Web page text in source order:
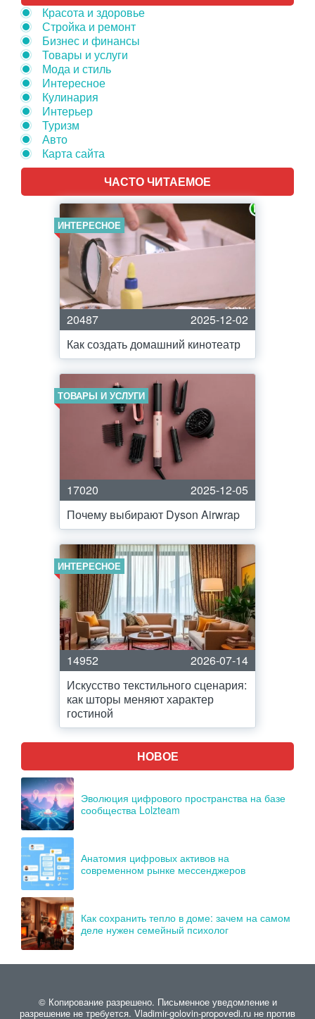
Красота и здоровье
Стройка и ремонт
Бизнес и финансы
Товары и услуги
Мода и стиль
Интересное
Кулинария
Интерьер
Туризм
Авто
Карта сайта
ЧАСТО ЧИТАЕМОЕ
ИНТЕРЕСНОЕ
20487
2025-12-02
Как создать домашний кинотеатр
ТОВАРЫ И УСЛУГИ
17020
2025-12-05
Почему выбирают Dyson Airwrap
ИНТЕРЕСНОЕ
14952
2026-07-14
Искусство текстильного сценария:
как шторы меняют характер
гостиной
НОВОЕ
Эволюция цифрового пространства на базе
сообщества Lolzteam
Анатомия цифровых активов на
современном рынке мессенджеров
Как сохранить тепло в доме: зачем на самом
деле нужен семейный психолог
© Копирование разрешено. Письменное уведомление и
разрешение не требуется. Vladimir-golovin-propovedi.ru не против